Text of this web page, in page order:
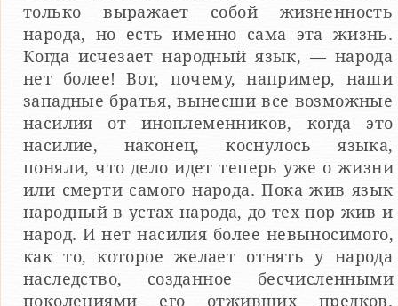
только выражает собой жизненность
народа, но есть именно сама эта жизнь.
Когда исчезает народный язык, — народа
нет более! Вот, почему, например, наши
западные братья, вынесши все возможные
насилия от иноплеменников, когда это
насилие, наконец, коснулось языка,
поняли, что дело идет теперь уже о жизни
или смерти самого народа. Пока жив язык
народный в устах народа, до тех пор жив и
народ. И нет насилия более невыносимого,
как то, которое желает отнять у народа
наследство, созданное бесчисленными
поколениями его отживших предков.